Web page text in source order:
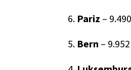
6. Pariz –
5. Bern –